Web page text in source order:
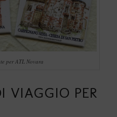
per ATL Novara
VIAGGIO PER